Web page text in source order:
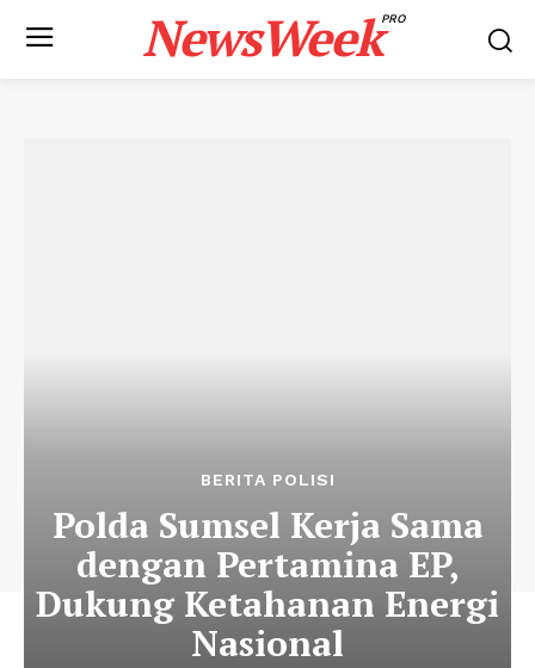
NewsWeekPRO
BERITA POLISI
Polda Sumsel Kerja Sama
dengan Pertamina EP,
Dukung Ketahanan Energi
Nasional